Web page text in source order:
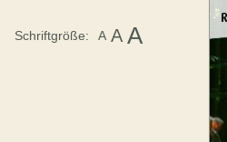
Schriftgröße: A A A